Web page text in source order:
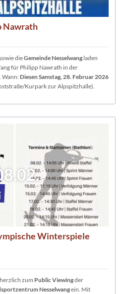
Nawrath
dieGemeinde Nesselwang laden
für Philipp Nawrath in der
Wann: Diesen Samstag, 28. Februar 2026
Kurpark zur Alpspitzhalle).
Winterspiele
zum Public Viewingder
Nesselwangein. Mit